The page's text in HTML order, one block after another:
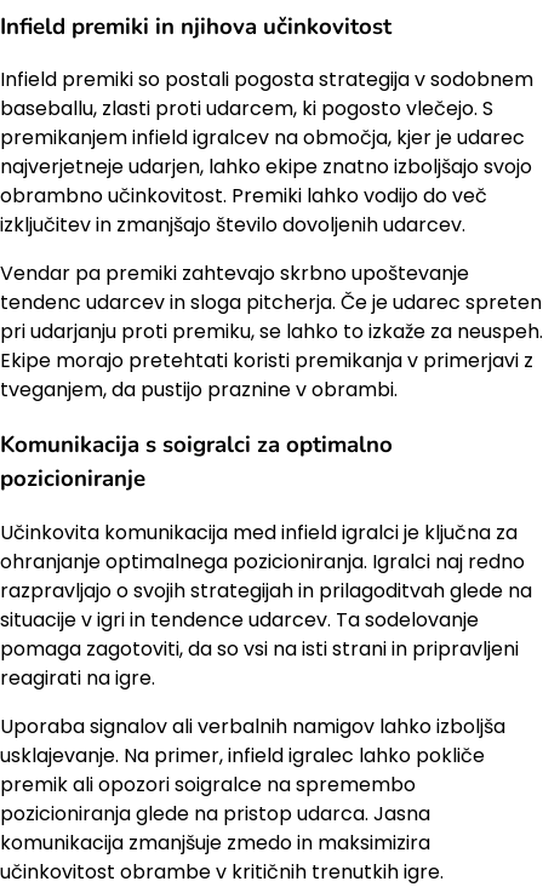
Infield premiki in njihova učinkovitost
Infield premiki so postali pogosta strategija v sodobnem
baseballu, zlasti proti udarcem, ki pogosto vlečejo. S
premikanjem infield igralcev na območja, kjer je udarec
najverjetneje udarjen, lahko ekipe znatno izboljšajo svojo
obrambno učinkovitost. Premiki lahko vodijo do več
izključitev in zmanjšajo število dovoljenih udarcev.
Vendar pa premiki zahtevajo skrbno upoštevanje
tendenc udarcev in sloga pitcherja. Če je udarec spreten
pri udarjanju proti premiku, se lahko to izkaže za neuspeh.
Ekipe morajo pretehtati koristi premikanja v primerjavi z
tveganjem, da pustijo praznine v obrambi.
Komunikacija s soigralci za optimalno
pozicioniranje
Učinkovita komunikacija med infield igralci je ključna za
ohranjanje optimalnega pozicioniranja. Igralci naj redno
razpravljajo o svojih strategijah in prilagoditvah glede na
situacije v igri in tendence udarcev. Ta sodelovanje
pomaga zagotoviti, da so vsi na isti strani in pripravljeni
reagirati na igre.
Uporaba signalov ali verbalnih namigov lahko izboljša
usklajevanje. Na primer, infield igralec lahko pokliče
premik ali opozori soigralce na spremembo
pozicioniranja glede na pristop udarca. Jasna
komunikacija zmanjšuje zmedo in maksimizira
učinkovitost obrambe v kritičnih trenutkih igre.